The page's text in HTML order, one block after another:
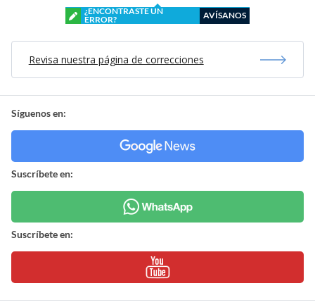
¿ENCONTRASTE UN
ERROR?
AVÍSANOS
Revisa nuestra página de correcciones
Síguenos en:
Suscríbete en:
Suscríbete en: